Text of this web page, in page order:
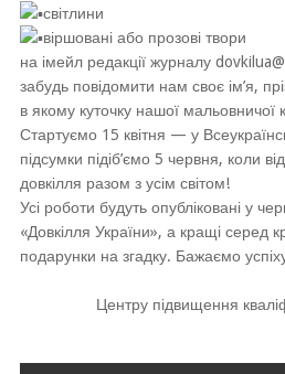
світлини
віршовані або прозові твори
на імейл редакції журналу
забудь повідомити нам своє ім’я,
в якому куточку нашої
Стартуємо 15 квітня — у
підсумки підіб’ємо 5 червня, коли
довкілля разом з усім світом!
Усі роботи будуть опубліковані у
«Довкілля України», а кращі серед
подарунки на згадку. Бажаємо
Центру підвищення